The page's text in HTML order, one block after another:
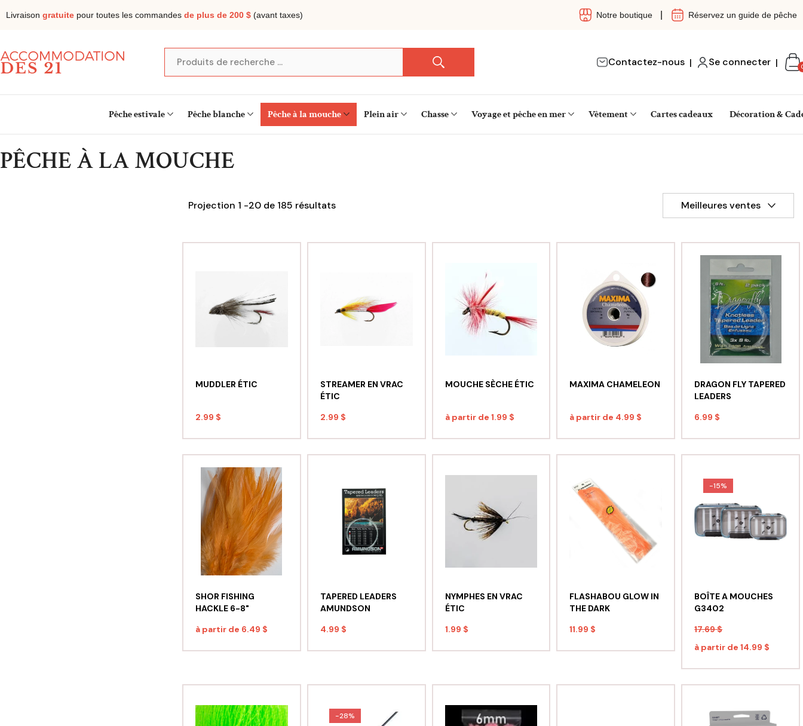
Livraison gratuite pour toutes les commandes de plus de 200 $ (avant taxes) Notre boutique Réservez un guide de pêche
Contactez-nous | Se connecter |
Pêche estivale Pêche blanche Pêche à la mouche Plein air Chasse Voyage et pêche en mer Vêtement Cartes cadeaux Décoration &
PÊCHE À LA MOUCHE
Projection 1 -20 de 185 résultats Meilleures ventes
MUDDLER ÉTIC
2.99 $
STREAMER EN VRAC
ÉTIC
2.99 $
MOUCHE SÈCHE ÉTIC
à partir de 1.99 $
MAXIMA CHAMELEON
à partir de 4.99 $
DRAGON FLY TAPERED
LEADERS
6.99 $
SHOR FISHING
HACKLE 6-8"
à partir de 6.49 $
TAPERED LEADERS
AMUNDSON
4.99 $
NYMPHES EN VRAC
ÉTIC
1.99 $
FLASHABOU GLOW IN
THE DARK
11.99 $
-15%
BOÎTE A MOUCHES
G3402
17.69 $
à partir de14.99 $
-28%